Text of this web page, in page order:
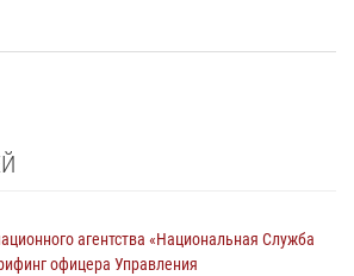
агентства «Национальная Служба
офицера Управления